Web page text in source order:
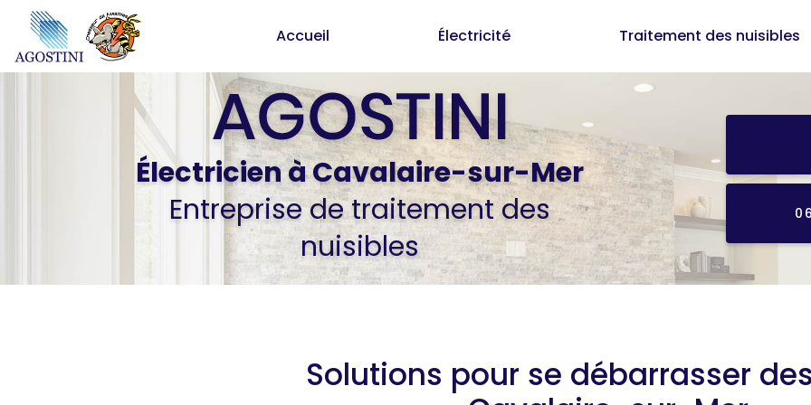
contenu
Accueil Électricité Traitement des nuisibles
Électricienà Cavalaire-sur-Mer
Entreprise de traitement des
nuisibles
Solutions pour se débarrasser